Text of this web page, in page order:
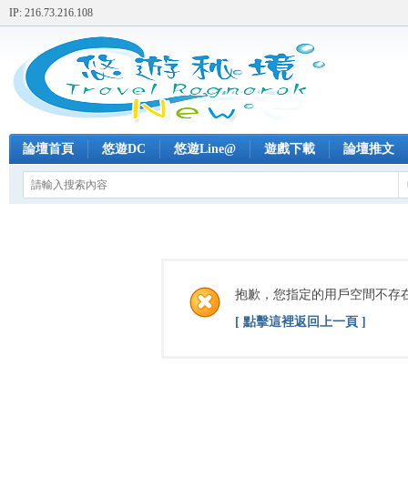
IP: 216.73.216.108
論壇首頁 悠遊DC 悠遊Line@ 遊戲下載 論壇推文
抱歉，您指定的用戶空間不存
[ 點擊這裡返回上一頁 ]